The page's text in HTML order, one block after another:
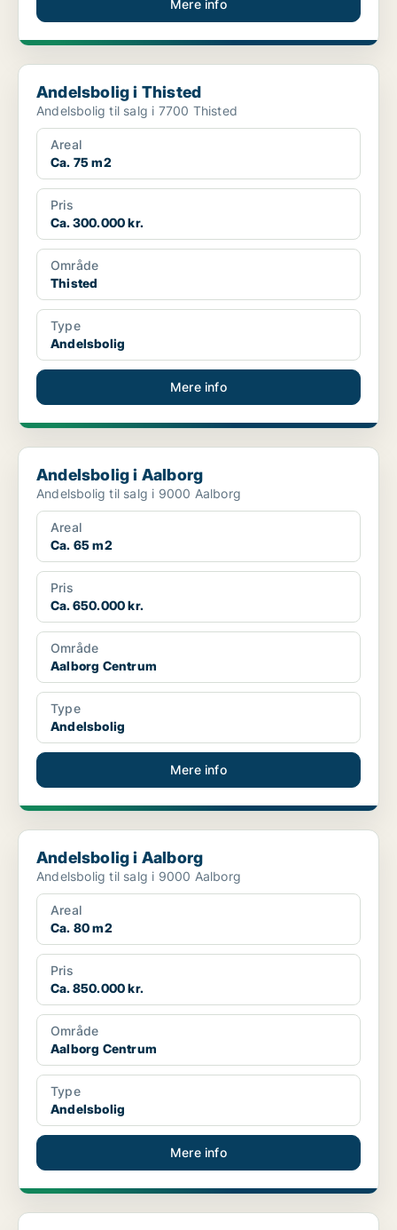
Mere info
Andelsbolig i Thisted
Andelsbolig i Thisted
Andelsbolig til salg i 7700 Thisted
Areal
Ca. 75 m2
Pris
Ca. 300.000 kr.
Område
Thisted
Type
Andelsbolig
Mere info
Andelsbolig i Aalborg
Andelsbolig i Aalborg
Andelsbolig til salg i 9000 Aalborg
Areal
Ca. 65 m2
Pris
Ca. 650.000 kr.
Område
Aalborg Centrum
Type
Andelsbolig
Mere info
Andelsbolig i Aalborg
Andelsbolig i Aalborg
Andelsbolig til salg i 9000 Aalborg
Areal
Ca. 80 m2
Pris
Ca. 850.000 kr.
Område
Aalborg Centrum
Type
Andelsbolig
Mere info
Andelsbolig i Brønderslev